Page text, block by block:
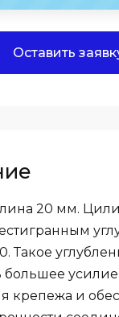
Оставить
20 мм.
Такое
крепежа и